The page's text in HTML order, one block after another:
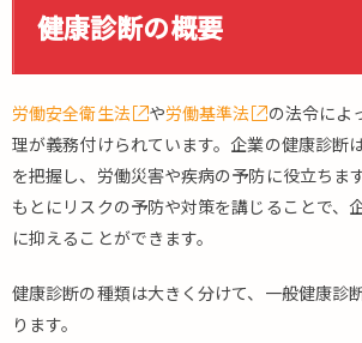
診
断
要
2.
人
間
ド
ク
の
概
健康診断の概要
労働安全衛生法 や労働基準法
の法令によ
理が義務付けられています。企業の健康診断
を把握し、労働災害や疾病の予防に役立ちま
もとにリスクの予防や対策を講じることで、
に抑えることができます。
健康診断の種類は大きく分けて、一般健康診
ります。